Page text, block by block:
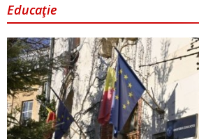
Educaţie